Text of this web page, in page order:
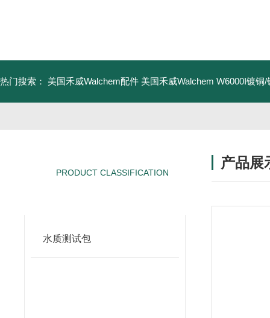
热门搜索： 美国禾威Walchem配件 美国禾威Walchem W6000I镀铜
PRODUCT CLASSIFICATION
水质测试包
产品展